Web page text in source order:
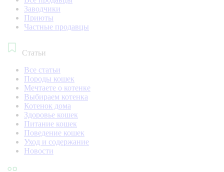
Заводчики
Приюты
Частные продавцы
Статьи
Все статьи
Породы кошек
Мечтаете о котенке
Выбираем котенка
Котенок дома
Здоровье кошек
Питание кошек
Поведение кошек
Уход и содержание
Новости